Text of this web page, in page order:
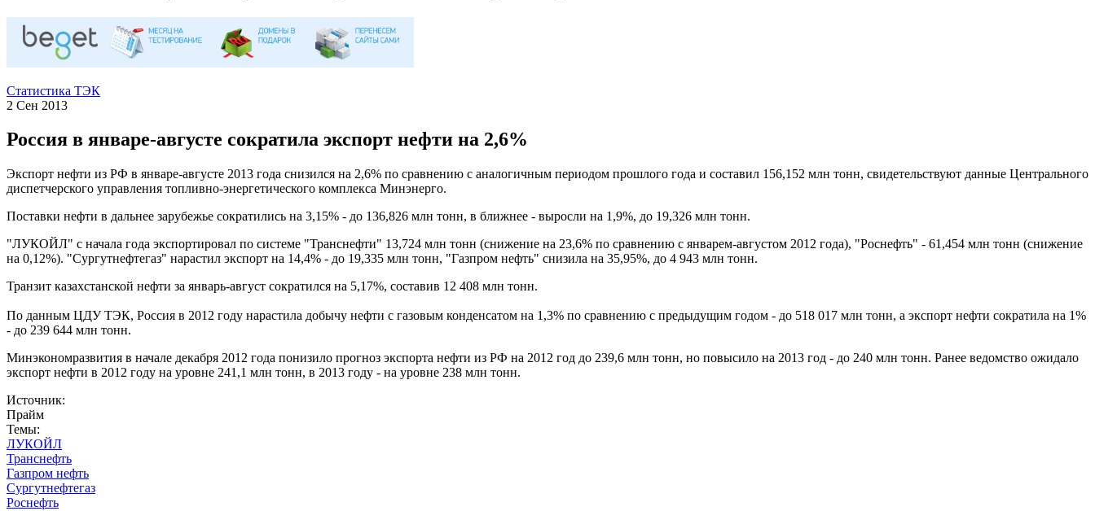
Статистика ТЭК
2 Сен 2013
Россия в январе-августе сократила экспорт нефти на 2,6%
Экспорт нефти из РФ в январе-августе 2013 года снизился на 2,6% по сравнению с аналогичным периодом прошлого года и составил 156,152 млн тонн, свидетельствуют данные Центрального
диспетчерского управления топливно-энергетического комплекса Минэнерго.
Поставки нефти в дальнее зарубежье сократились на 3,15% - до 136,826 млн тонн, в ближнее - выросли на 1,9%, до 19,326 млн тонн.
"ЛУКОЙЛ" с начала года экспортировал по системе "Транснефти" 13,724 млн тонн (снижение на 23,6% по сравнению с январем-августом 2012 года), "Роснефть" - 61,454 млн тонн (снижение
на 0,12%). "Сургутнефтегаз" нарастил экспорт на 14,4% - до 19,335 млн тонн, "Газпром нефть" снизила на 35,95%, до 4 943 млн тонн.
Транзит казахстанской нефти за январь-август сократился на 5,17%, составив 12 408 млн тонн.
По данным ЦДУ ТЭК, Россия в 2012 году нарастила добычу нефти с газовым конденсатом на 1,3% по сравнению с предыдущим годом - до 518 017 млн тонн, а экспорт нефти сократила на 1%
- до 239 644 млн тонн.
Минэкономразвития в начале декабря 2012 года понизило прогноз экспорта нефти из РФ на 2012 год до 239,6 млн тонн, но повысило на 2013 год - до 240 млн тонн. Ранее ведомство ожидало
экспорт нефти в 2012 году на уровне 241,1 млн тонн, в 2013 году - на уровне 238 млн тонн.
Источник:
Прайм
Темы:
ЛУКОЙЛ
Транснефть
Газпром нефть
Сургутнефтегаз
Роснефть